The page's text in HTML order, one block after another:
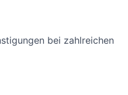
bei zahlreichen